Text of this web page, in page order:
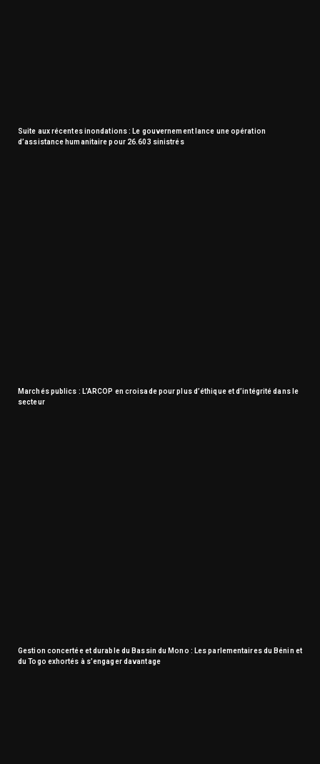
Suite aux récentes inondations : Le gouvernement lance une opération
d’assistance humanitaire pour 26.603 sinistrés
Marchés publics : L’ARCOP en croisade pour plus d’éthique et d’intégrité dans le
secteur
Gestion concertée et durable du Bassin du Mono : Les parlementaires du Bénin et
du Togo exhortés à s’engager davantage